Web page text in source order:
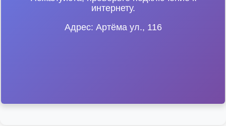
интернету.
Адрес: Артёма ул., 116